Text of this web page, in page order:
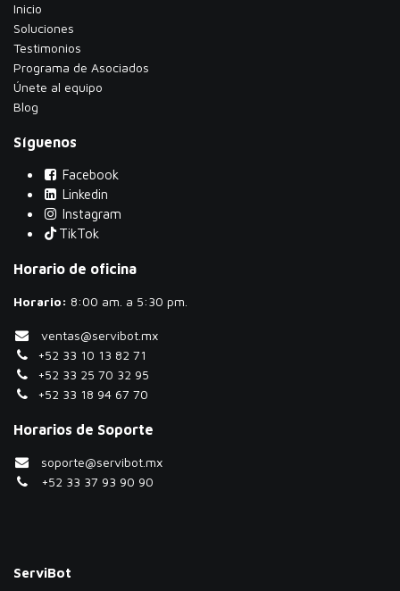
Inicio
Soluciones
Testimonios
​Programa de Asociados
Únete al equipo
Blog
Síguenos
Facebook
Linkedin
Instagram
TikTok
Horario de oficina
Horario: ​8:00 am. a 5:30 pm.
ventas@servibot.mx
+52 33 10 13 82 71
+52 33 25 70 32 95
+52 33 18 94 67 70
Horarios de Soporte
soporte@servibot.mx
+52 33 37 93 90 90
ServiBot